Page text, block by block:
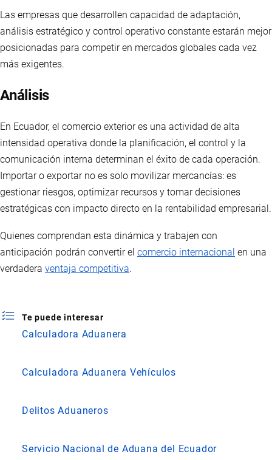
Las empresas que desarrollen capacidad de adaptación,
análisis estratégico y control operativo constante estarán mejor
posicionadas para competir en mercados globales cada vez
más exigentes.
Análisis
En Ecuador, el comercio exterior es una actividad de alta
intensidad operativa donde la planificación, el control y la
comunicación interna determinan el éxito de cada operación.
Importar o exportar no es solo movilizar mercancías: es
gestionar riesgos, optimizar recursos y tomar decisiones
estratégicas con impacto directo en la rentabilidad empresarial.
Quienes comprendan esta dinámica y trabajen con
anticipación podrán convertir el comercio internacional en una
verdadera ventaja competitiva.
Te puede interesar
Calculadora Aduanera
Calculadora Aduanera Vehículos
Delitos Aduaneros
Servicio Nacional de Aduana del Ecuador